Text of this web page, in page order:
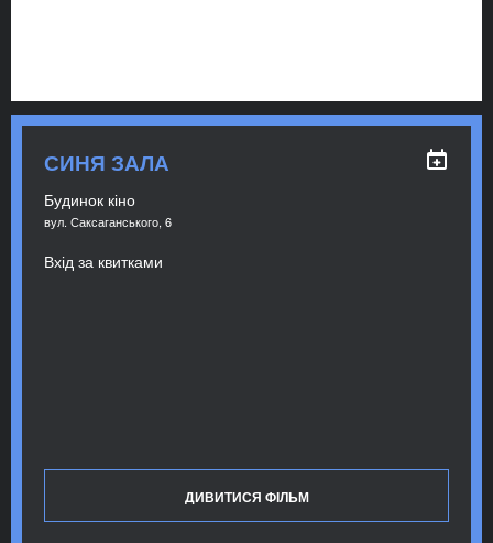
СИНЯ ЗАЛА
Будинок кіно
вул. Саксаганського, 6
Вхід за квитками
ДИВИТИСЯ ФІЛЬМ